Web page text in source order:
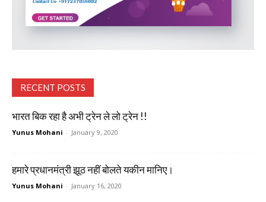
RECENT POSTS
भारत बिक रहा है अभी ट्रेन ले लो ट्रेन !!
Yunus Mohani - January 9, 2020
हमारे प्रधानमंत्री झूठ नहीं बोलते यकीन मानिए।
Yunus Mohani - January 16, 2020